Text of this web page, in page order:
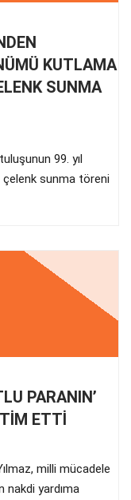
KUTLAMA
SUNMA
99. yıl
çelenk sunma töreni
PARANIN’
ETTİ
milli mücadele
nakdi yardıma